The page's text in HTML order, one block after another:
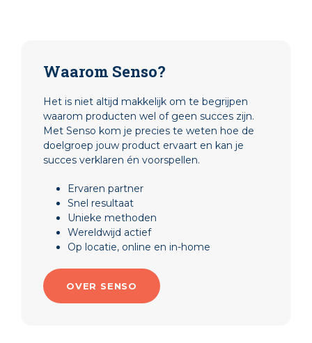
Waarom Senso?
Het is niet altijd makkelijk om te begrijpen
waarom producten wel of geen succes zijn.
Met Senso kom je precies te weten hoe de
doelgroep jouw product ervaart en kan je
succes verklaren én voorspellen.
Ervaren partner
Snel resultaat
Unieke methoden
Wereldwijd actief
Op locatie, online en in-home
OVER SENSO